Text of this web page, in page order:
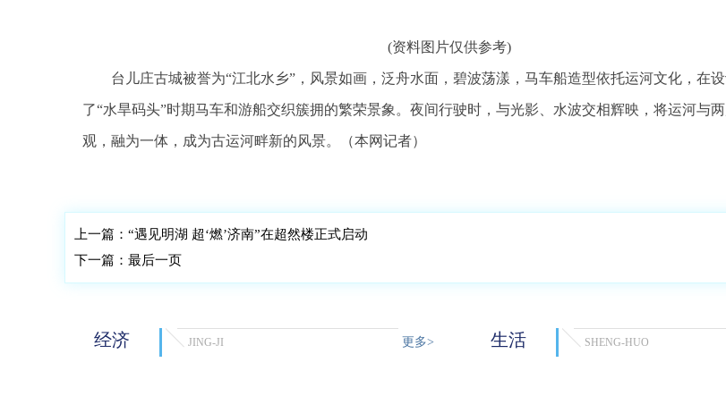
(资料图片仅供参考)
台儿庄古城被誉为“江北水乡”，风景如画，泛舟水面，碧波荡漾，马车船造型依托运河文化，在
了“水旱码头”时期马车和游船交织簇拥的繁荣景象。夜间行驶时，与光影、水波交相辉映，将运河与
观，融为一体，成为古运河畔新的风景。（本网记者）
上一篇： “遇见明湖 超‘燃’济南”在超然楼正式启动
下一篇： 最后一页
经济 JING-JI 更多> 生活 SHENG-HUO